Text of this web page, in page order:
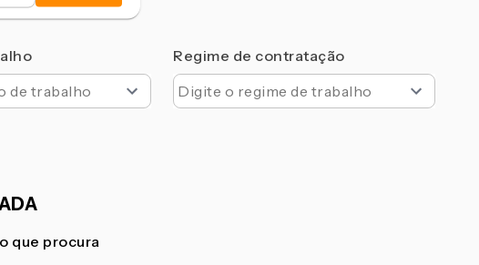
Regime de contratação
que procura